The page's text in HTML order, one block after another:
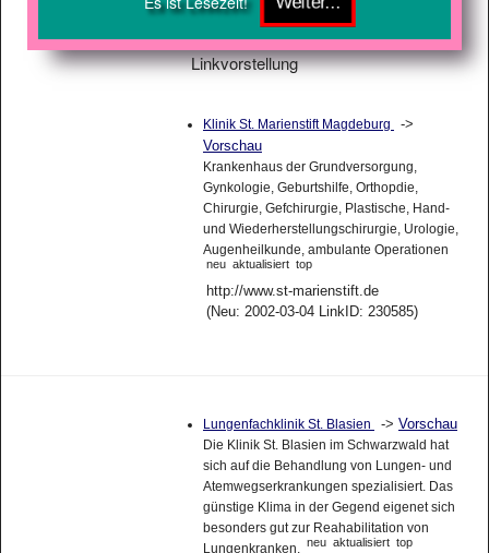
Linkvorstellung
Klinik St. Marienstift Magdeburg
->
Vorschau
Krankenhaus der Grundversorgung,
Gynkologie, Geburtshilfe, Orthopdie,
Chirurgie, Gefchirurgie, Plastische, Hand-
und Wiederherstellungschirurgie, Urologie,
Augenheilkunde, ambulante Operationen
neu aktualisiert top
http://www.st-marienstift.de
(Neu: 2002-03-04 LinkID: 230585)
Lungenfachklinik St. Blasien -> Vorschau
Die Klinik St. Blasien im Schwarzwald hat
sich auf die Behandlung von Lungen- und
Atemwegserkrankungen spezialisiert. Das
günstige Klima in der Gegend eigenet sich
besonders gut zur Reahabilitation von
Lungenkranken.
neu aktualisiert top